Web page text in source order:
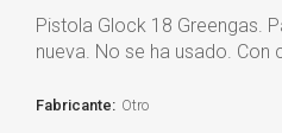
Pistola Glock 18 Greengas.
nueva. No se ha usado.
Fabricante: Otro